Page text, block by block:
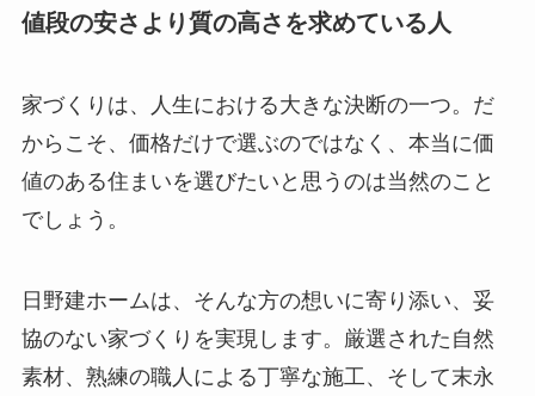
値段の安さより質の高さを求めている人
家づくりは、人生における大きな決断の一つ。だ
からこそ、価格だけで選ぶのではなく、本当に価
値のある住まいを選びたいと思うのは当然のこと
でしょう。
日野建ホームは、そんな方の想いに寄り添い、妥
協のない家づくりを実現します。厳選された自然
素材、熟練の職人による丁寧な施工、そして末永